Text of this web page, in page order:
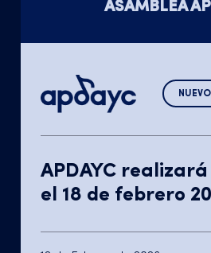
ASAMBLEA
NUEVO
APDAYC
el 18 de febrero